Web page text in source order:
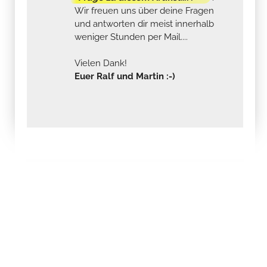
Wir freuen uns über deine Fragen
und antworten dir meist innerhalb
weniger Stunden per Mail....
Vielen Dank!
Euer Ralf und Martin :-)